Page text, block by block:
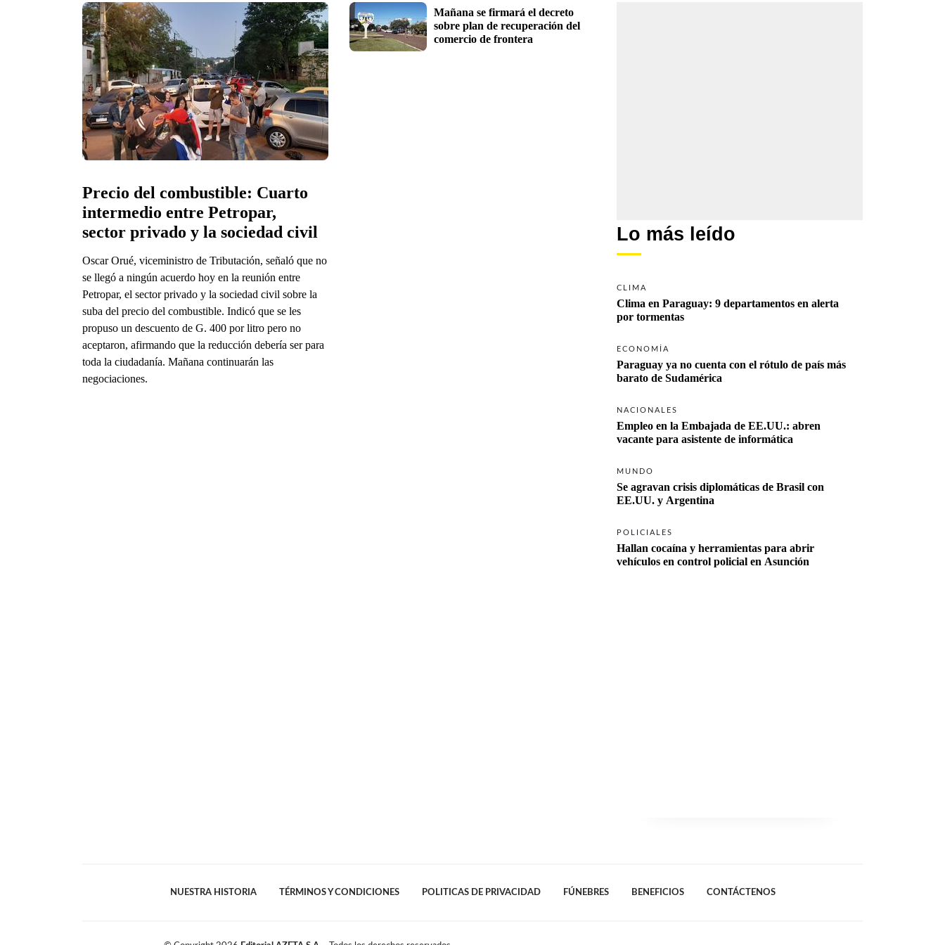
Precio del combustible: Cuarto
intermedio entre Petropar,
sector privado y la sociedad civil
Oscar Orué, viceministro de Tributación, señaló que no
se llegó a ningún acuerdo hoy en la reunión entre
Petropar, el sector privado y la sociedad civil sobre la
suba del precio del combustible. Indicó que se les
propuso un descuento de G. 400 por litro pero no
aceptaron, afirmando que la reducción debería ser para
toda la ciudadanía. Mañana continuarán las
negociaciones.
Mañana se firmará el decreto
sobre plan de recuperación del
comercio de frontera
Lo más leído
CLIMA
Clima en Paraguay: 9 departamentos en alerta
por tormentas
ECONOMÍA
Paraguay ya no cuenta con el rótulo de país más
barato de Sudamérica
NACIONALES
Empleo en la Embajada de EE.UU.: abren
vacante para asistente de informática
MUNDO
Se agravan crisis diplomáticas de Brasil con
EE.UU. y Argentina
POLICIALES
Hallan cocaína y herramientas para abrir
vehículos en control policial en Asunción
NUESTRA HISTORIA TÉRMINOS Y CONDICIONES POLITICAS DE PRIVACIDAD FÚNEBRES BENEFICIOS CONTÁCTENOS